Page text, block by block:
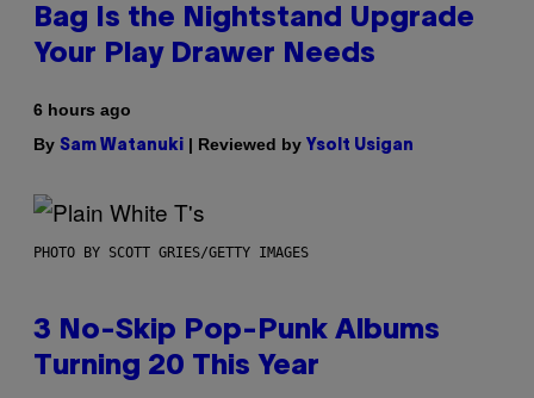
Bag Is the Nightstand Upgrade
Your Play Drawer Needs
6 hours ago
By Sam Watanuki | Reviewed by Ysolt Usigan
PHOTO BY SCOTT GRIES/GETTY IMAGES
3 No-Skip Pop-Punk Albums
Turning 20 This Year